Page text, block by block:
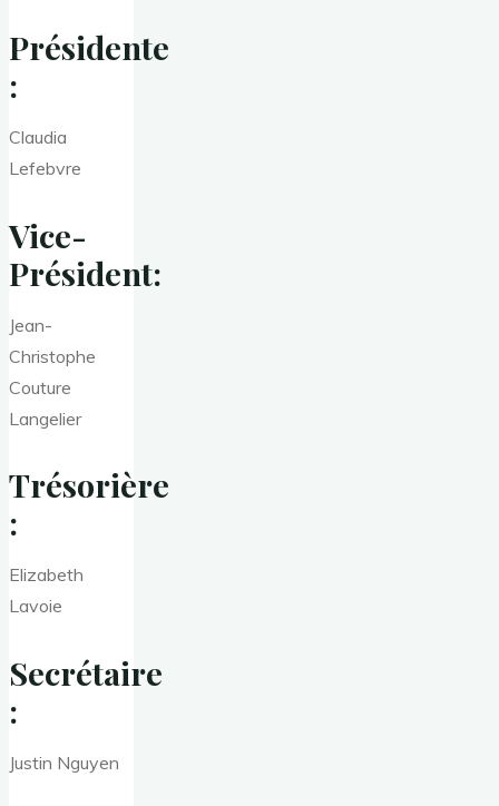
Présidente
:
Claudia
Lefebvre
Vice-
Président:
Jean-
Christophe
Couture
Langelier
Trésorière
:
Elizabeth
Lavoie
Secrétaire
:
Justin Nguyen